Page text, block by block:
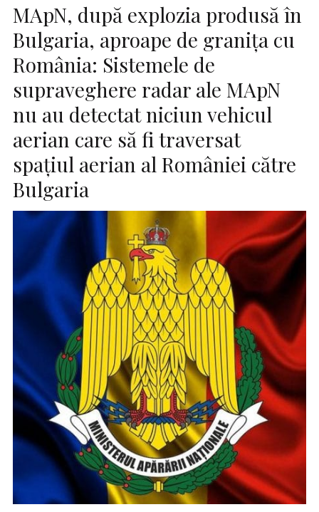
MApN, după explozia produsă în
Bulgaria, aproape de granița cu
România: Sistemele de
supraveghere radar ale MApN
nu au detectat niciun vehicul
aerian care să fi traversat
spațiul aerian al României către
Bulgaria